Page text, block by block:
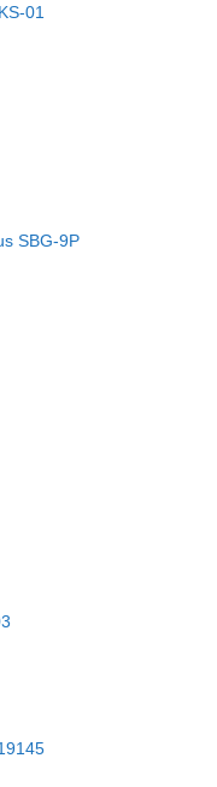
01
SBG-9P